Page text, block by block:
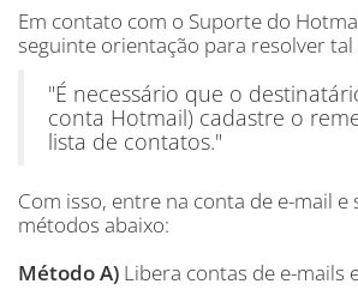
Em contato com o Suporte do
seguinte orientação para resolver
"É necessário que o
conta Hotmail) cadastre o
lista de contatos."
Com isso, entre na conta de e-mail e
métodos abaixo:
Método A) Libera contas de e-mails